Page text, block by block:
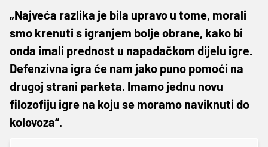
„Najveća razlika je bila upravo u tome, morali
smo krenuti s igranjem bolje obrane, kako bi
onda imali prednost u napadačkom dijelu igre.
Defenzivna igra će nam jako puno pomoći na
drugoj strani parketa. Imamo jednu novu
filozofiju igre na koju se moramo naviknuti do
kolovoza“.